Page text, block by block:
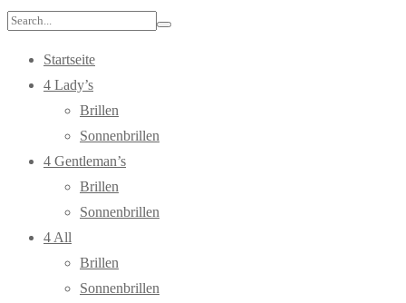
Search
Startseite
4 Lady’s
Brillen
Sonnenbrillen
4 Gentleman’s
Brillen
Sonnenbrillen
4 All
Brillen
Sonnenbrillen